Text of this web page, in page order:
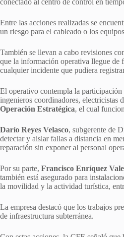
conectado al centro de control en
Entre las acciones realizadas se
un riesgo para el cableado o los
También se llevan a cabo revisiones
que la información operativa llegue de
cualquier incidente que pudiera
El operativo contempla la participación
ingenieros coordinadores, electricistas
Operación Estratégica, el cual
Darío Reyes Velasco, subgerente de
detectar y aislar fallas a distancia en
reparación sin exponer al personal
Por su parte, Francisco Enríquez
también está asegurado para
la movilidad y la actividad turística,
La empresa destacó que los trabajos
de infraestructura subterránea.